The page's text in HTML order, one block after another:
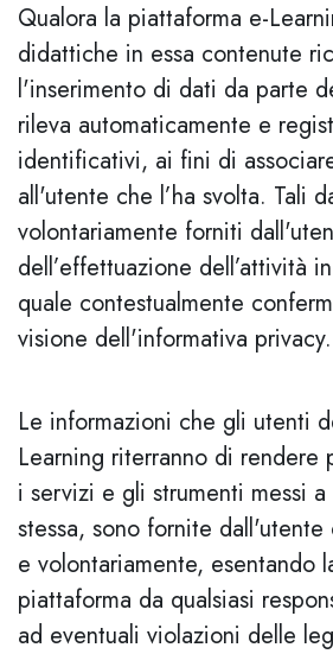
Qualora la piattaforma e-
didattiche in essa contenute
l'inserimento di dati da parte
rileva automaticamente e
identificativi, ai fini di
all'utente che l’ha svolta. Tali
volontariamente forniti
dell’effettuazione dell’attività
quale contestualmente
visione dell'informativa privacy.
Le informazioni che gli utenti
Learning riterranno di rendere
i servizi e gli strumenti messi
stessa, sono fornite dall'utente
e volontariamente, esentando
piattaforma da qualsiasi
ad eventuali violazioni delle